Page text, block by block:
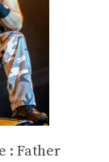
: Father